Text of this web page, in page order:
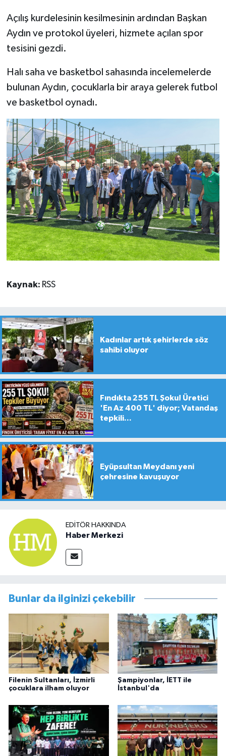
Açılış kurdelesinin kesilmesinin ardından Başkan
Aydın ve protokol üyeleri, hizmete açılan spor
tesisini gezdi.
Halı saha ve basketbol sahasında incelemelerde
bulunan Aydın, çocuklarla bir araya gelerek futbol
ve basketbol oynadı.
Kaynak: RSS
Kadınlar artık şehirlerde söz
sahibi oluyor
Fındıkta 255 TL Şoku! Üretici
'En Az 400 TL' diyor; Vatandaş
tepkili...
Eyüpsultan Meydanı yeni
çehresine kavuşuyor
EDITÖR HAKKINDA
Haber Merkezi
Bunlar da ilginizi çekebilir
Filenin Sultanları, İzmirli
çocuklara ilham oluyor
Şampiyonlar, İETT ile
İstanbul'da